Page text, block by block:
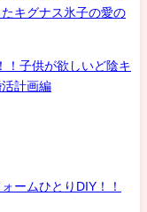
キグナス氷子の愛の
！子供が欲しいど陰キ
計画編
ームひとりDIY！！